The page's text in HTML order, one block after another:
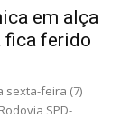
em alça
fica ferido
sexta-feira (7)
SPD-